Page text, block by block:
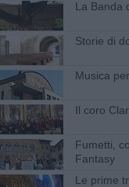
La Banda
Storie di
Musica
Il coro
Fumetti,
Fantasy
Le prime